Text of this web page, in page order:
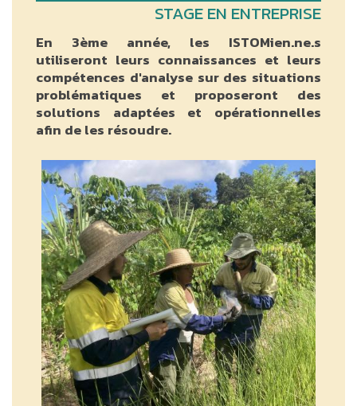
STAGE EN ENTREPRISE
En 3ème année, les ISTOMien.ne.s
utiliseront leurs connaissances et leurs
compétences d'analyse sur des situations
problématiques et proposeront des
solutions adaptées et opérationnelles
afin de les résoudre.